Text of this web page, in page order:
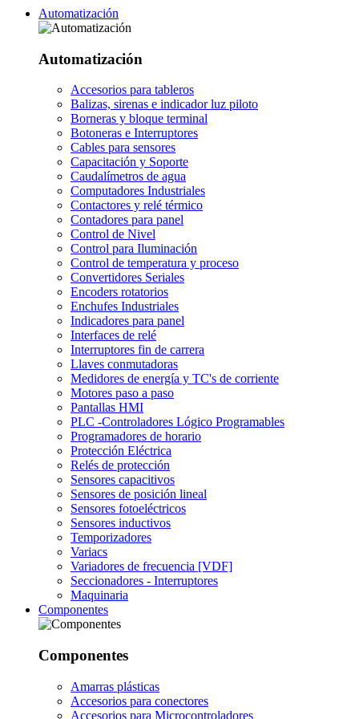
Automatización
Automatización
Accesorios para tableros
Balizas, sirenas e indicador luz piloto
Borneras y bloque terminal
Botoneras e Interruptores
Cables para sensores
Capacitación y Soporte
Caudalímetros de agua
Computadores Industriales
Contactores y relé térmico
Contadores para panel
Control de Nivel
Control para Iluminación
Control de temperatura y proceso
Convertidores Seriales
Encoders rotatorios
Enchufes Industriales
Indicadores para panel
Interfaces de relé
Interruptores fin de carrera
Llaves conmutadoras
Medidores de energía y TC's de corriente
Motores paso a paso
Pantallas HMI
PLC -Controladores Lógico Programables
Programadores de horario
Protección Eléctrica
Relés de protección
Sensores capacitivos
Sensores de posición lineal
Sensores fotoeléctricos
Sensores inductivos
Temporizadores
Variacs
Variadores de frecuencia [VDF]
Seccionadores - Interruptores
Maquinaria
Componentes
Componentes
Amarras plásticas
Accesorios para conectores
Accesorios para Microcontroladores